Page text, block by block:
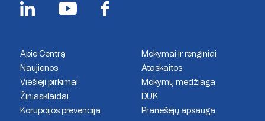
Apie Centrą
Mokymai ir renginiai
Naujienos
Ataskaitos
Viešieji pirkimai
Mokymų medžiaga
Žiniasklaidai
DUK
Korupcijos prevencija
Pranešėjų apsauga